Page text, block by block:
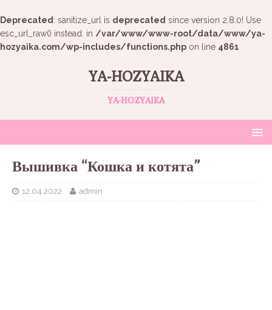
Deprecated : sanitize_url is deprecated since version 2.8.0! Use
esc_url_raw() instead. in /var/www/www-root/data/www/ya-
hozyaika.com/wp-includes/functions.php on line 4861
YA-HOZYAIKA
YA-HOZYAIKA
Вышивка “Кошка и котята”
12.04.2022 admin